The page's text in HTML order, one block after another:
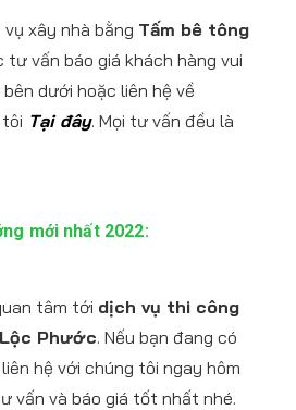
xây nhà bằng Tấm bê tông
vấn báo giá khách hàng vui
dưới hoặc liên hệ về
Tại đây. Mọi tư vấn đều là
mới nhất 2022:
tâm tới dịch vụ thi công
Phước. Nếu bạn đang có
hệ với chúng tôi ngay hôm
vấn và báo giá tốt nhất nhé.